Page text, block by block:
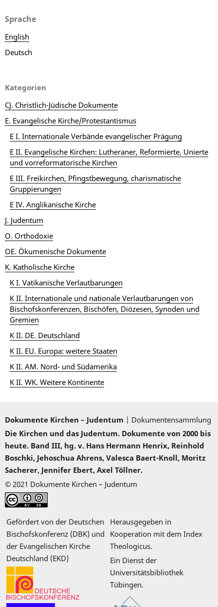
Sprache
English
Deutsch
Kategorien
CJ. Christlich-Jüdische Dokumente
E. Evangelische Kirche/Protestantismus
E I. Internationale Verbände evangelischer Prägung
E II. Evangelische Kirchen: Lutheraner, Reformierte, Unierte
und vorreformatorische Kirchen
E III. Freikirchen, Pfingstbewegung, charismatische
Gruppierungen
E IV. Anglikanische Kirche
J. Judentum
O. Orthodoxie
OE. Ökumenische Dokumente
K. Katholische Kirche
K I. Vatikanische Verlautbarungen
K II. Internationale und nationale Verlautbarungen von
Bischofskonferenzen, Bischöfen, Diözesen, Synoden und
Gremien
K II. DE. Deutschland
K II. EU. Europa: weitere Staaten
K II. AM. Nord- und Südamerika
K II. WK. Weitere Kontinente
Dokumente Kirchen – Judentum | Dokumentensammlung
Die Kirchen und das Judentum. Dokumente von 2000 bis
heute. Band III, hg. v. Hans Hermann Henrix, Reinhold
Boschki, Jehoschua Ahrens, Valesca Baert-Knoll, Moritz
Sacherer, Jennifer Ebert, Axel Töllner.
© 2021 Dokumente Kirchen – Judentum
Gefördert von der Deutschen
Bischofskonferenz (DBK) und
der Evangelischen Kirche
Deutschland (EKD)
Herausgegeben in
Kooperation mit dem Index
Theologicus.
Ein Dienst der
Universitätsbibliothek
Tübingen.